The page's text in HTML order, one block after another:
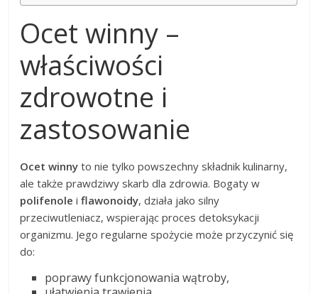
Ocet winny –
właściwości
zdrowotne i
zastosowanie
Ocet winny to nie tylko powszechny składnik kulinarny,
ale także prawdziwy skarb dla zdrowia. Bogaty w
polifenole iflawonoidy, działa jako silny
przeciwutleniacz, wspierając proces detoksykacji
organizmu. Jego regularne spożycie może przyczynić się
do:
poprawy funkcjonowania wątroby,